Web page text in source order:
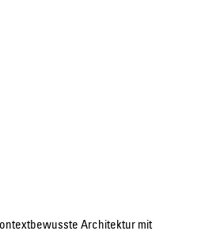
Architektur mit